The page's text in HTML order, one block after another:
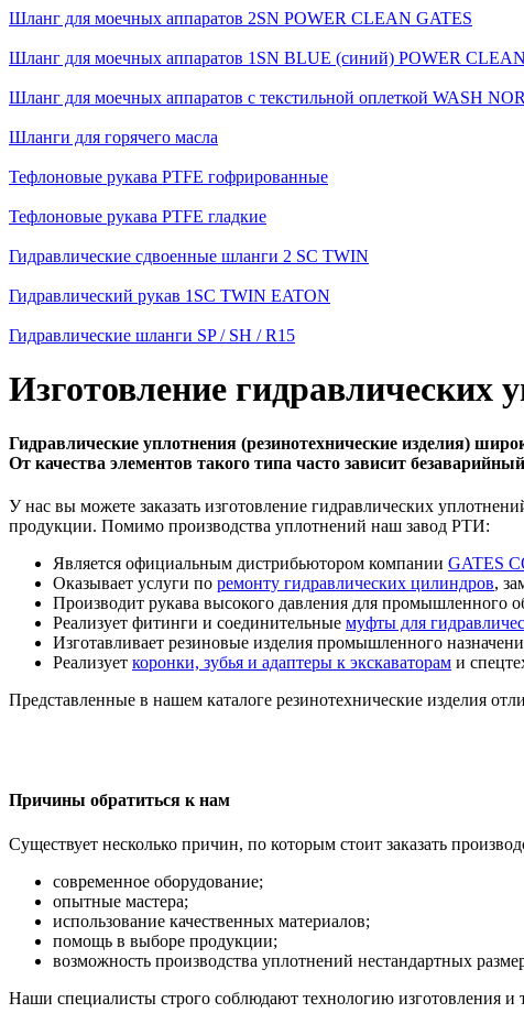
Шланг для моечных аппаратов 2SN POWER CLEAN GATES
Шланг для моечных аппаратов 1SN BLUE (синий) POWER
Шланг для моечных аппаратов с текстильной оплеткой WASH
Шланги для горячего масла
Тефлоновые рукава PTFE гофрированные
Тефлоновые рукава PTFE гладкие
Гидравлические сдвоенные шланги 2 SC TWIN
Гидравлический рукав 1SC TWIN EATON
Гидравлические шланги SP / SH / R15
Изготовление гидравлических
Гидравлические уплотнения (резинотехнические изделия)
От качества элементов такого типа часто зависит
У нас вы можете заказать изготовление гидравлических
продукции. Помимо производства уплотнений наш завод РТИ:
Является официальным дистрибьютором компании GATES
Оказывает услуги по ремонту гидравлических цилиндров,
Производит рукава высокого давления для промышленного
Реализует фитинги и соединительные муфты для
Изготавливает резиновые изделия промышленного
Реализует коронки, зубья и адаптеры к экскаваторам и
Представленные в нашем каталоге резинотехнические изделия
Причины обратиться к нам
Существует несколько причин, по которым стоит заказать
современное оборудование;
опытные мастера;
использование качественных материалов;
помощь в выборе продукции;
возможность производства уплотнений нестандартных
Наши специалисты строго соблюдают технологию изготовления и